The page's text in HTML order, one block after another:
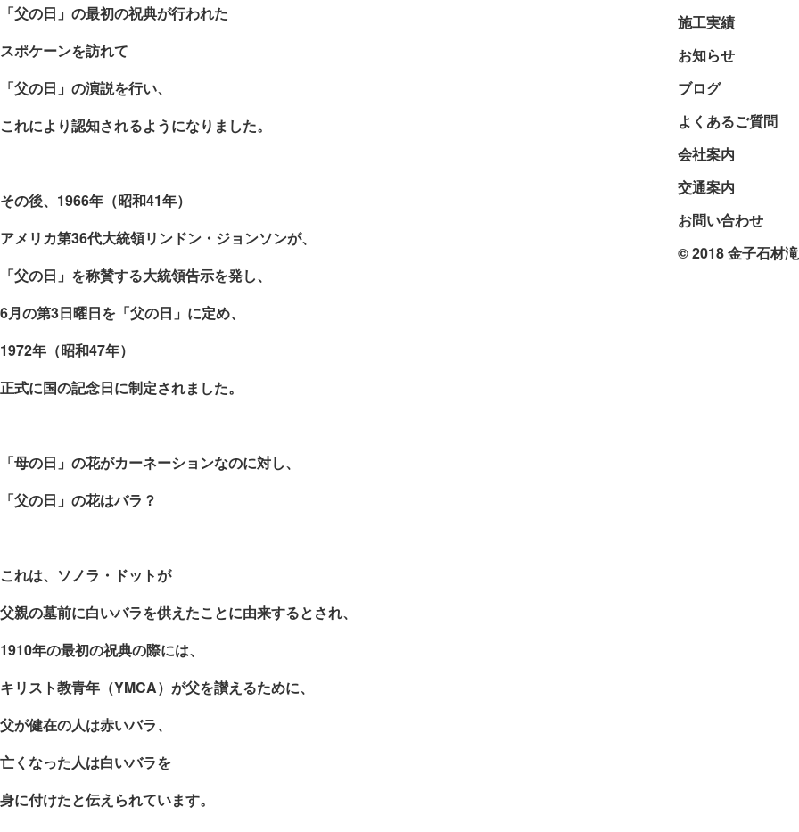
「父の日」の最初の祝典が行われた
スポケーンを訪れて
「父の日」の演説を行い、
これにより認知されるようになりました。
その後、 1966年（昭和41年）
アメリカ第36代大統領リンドン・ジョンソンが、
「父の日」を称賛する大統領告示を発し、
6月の第3日曜日を「父の日」に定め、
1972年（昭和47年）
正式に国の記念日に制定されました。
「母の日」の花がカーネーションなのに対し、
「父の日」の花はバラ？
これは、ソノラ・ドットが
父親の墓前に白いバラを供えたことに由来するとされ、
1910年の最初の祝典の際には、
キリスト教青年（YMCA）が父を讃えるために、
父が健在の人は赤いバラ、
亡くなった人は白いバラを
身に付けたと伝えられています。
施工実績
お知らせ
ブログ
よくあるご質問
会社案内
交通案内
お問い合わせ
© 2018 金子石材